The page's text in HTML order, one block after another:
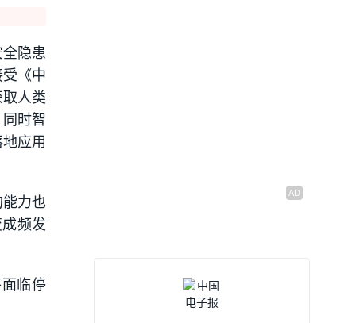
隐患
《中
人类
时智
应用
力也
成频发
临停